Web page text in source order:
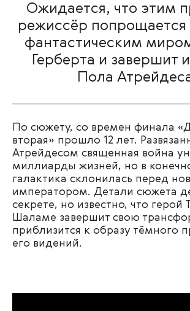
Ожидается, что этим
режиссёр попрощается
фантастическим
Герберта и завершит
Пола
По сюжету, со времен финала
вторая» прошло 12 лет.
Атрейдесом священная война
миллиарды жизней, но в
галактика склонилась перед
императором. Детали сюжета
секрете, но известно, что герой
Шаламе завершит свою
приблизится к образу тёмного
его видений.